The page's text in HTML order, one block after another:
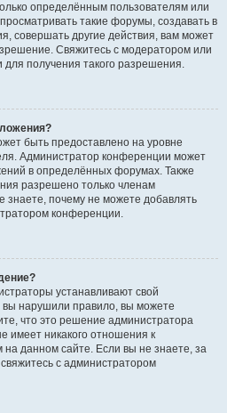
определённым пользователям или
такие форумы, создавать в
совершать другие действия, вам может
Свяжитесь с модератором или
получения такого разрешения.
быть предоставлено на уровне
Администратор конференции может
в определённых форумах. Также
разрешено только членам
знаете, почему не можете добавлять
конференции.
устанавливают свой
вы нарушили правило, вы можете
что это решение администратора
имеет никакого отношения к
данном сайте. Если вы не знаете, за
с администратором